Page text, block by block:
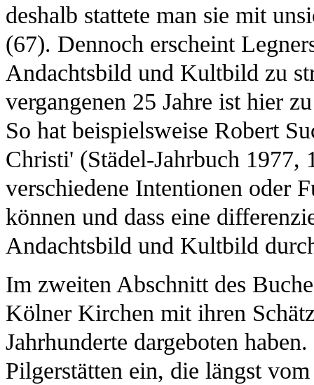
deshalb stattete man sie mit
(67). Dennoch erscheint
Andachtsbild und Kultbild zu
vergangenen 25 Jahre ist hier
So hat beispielsweise Robert
Christi' (Städel-Jahrbuch 1977,
verschiedene Intentionen oder
können und dass eine
Andachtsbild und Kultbild
Im zweiten Abschnitt des
Kölner Kirchen mit ihren
Jahrhunderte dargeboten
Pilgerstätten ein, die längst